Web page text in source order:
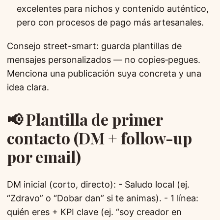
excelentes para nichos y contenido auténtico,
pero con procesos de pago más artesanales.
Consejo street-smart: guarda plantillas de
mensajes personalizados — no copies‑pegues.
Menciona una publicación suya concreta y una
idea clara.
📢 Plantilla de primer
contacto (DM + follow-up
por email)
DM inicial (corto, directo): - Saludo local (ej.
“Zdravo” o “Dobar dan” si te animas). - 1 línea:
quién eres + KPI clave (ej. “soy creador en